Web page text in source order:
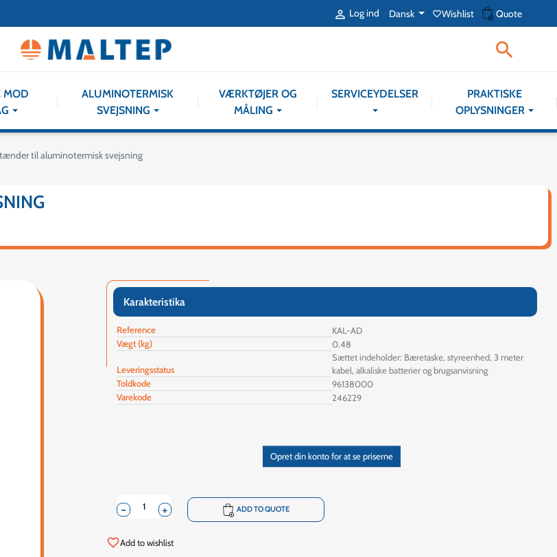
 Log ind Dansk favorite_borderWishlist shopping_cart Quote

MOD
ALUMINOTERMISK
SVEJSNING
VÆRKTØJER OG
MÅLING
SERVICEYDELSER
PRAKTISKE
OPLYSNINGER
til aluminotermisk svejsning
Karakteristika
Reference
KAL-AD
Vægt (kg)
0.48
Leveringsstatus
Sættet indeholder: Bæretaske, styreenhed, 3 meter
kabel, alkaliske batterier og brugsanvisning
Toldkode
96138000
Varekode
246229
Opret din konto for at se priserne
+
- shopping_cart ADD TO QUOTE
favorite_borderAdd to wishlist